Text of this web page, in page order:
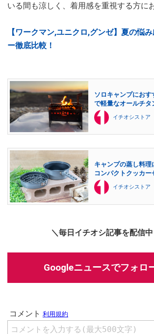
いる間も涼しく、着用感を重視する方に
【ワークマン,ユニクロ,グンゼ】夏の悩
ー徹底比較！
ソロキャンプにおす
で軽量なオールチタ
イチオシストア
キャンプの蒸し料理
コンパクトクッカー
イチオシストア
＼毎日イチオシ記事を配信
Googleニュースでフォロ